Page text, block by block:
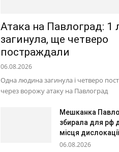
Атака на Павлоград:
загинула, ще четверо
постраждали
06.08.2026
Одна людина загинула і четверо
через ворожу атаку на Павлоград
Мешканка
збирала для рф
місця
06.08.2026